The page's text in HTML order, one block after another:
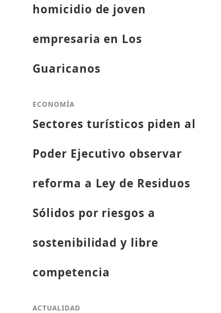
homicidio de joven
empresaria en Los
Guaricanos
ECONOMÍA
Sectores turísticos piden al
Poder Ejecutivo observar
reforma a Ley de Residuos
Sólidos por riesgos a
sostenibilidad y libre
competencia
ACTUALIDAD